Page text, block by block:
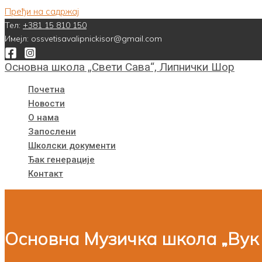
Пређи на садржај
Тел: +381 15 810 150
Имејл: ossvetisavalipnickisor@gmail.com
Основна школа „Свети Сава“, Липнички Шор
Почетна
Новости
О нама
Запослени
Школски документи
Ђак генерације
Контакт
Основна Музичка школа